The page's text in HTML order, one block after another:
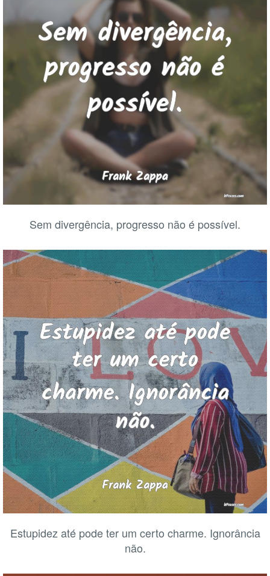
Sem divergência, progresso não é possível.
Estupidez até pode ter um certo charme. Ignorância
não.